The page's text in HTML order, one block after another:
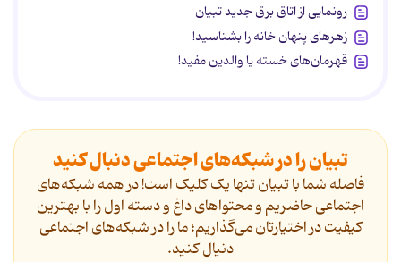
رونمایی از اتاق برق جدید تبیان
زهرهای پنهان خانه را بشناسید!
قهرمان‌های خسته یا والدین مفید!
تبیان را در شبکه‌های اجتماعی دنبال کنید
فاصله شما با تبیان تنها یک کلیک است! در همه شبکه‌های
اجتماعی حاضریم و محتواهای داغ و دسته اول را با بهترین
کیفیت در اختیارتان می‌گذاریم؛ ما را در شبکه‌های اجتماعی
دنیال کنید.